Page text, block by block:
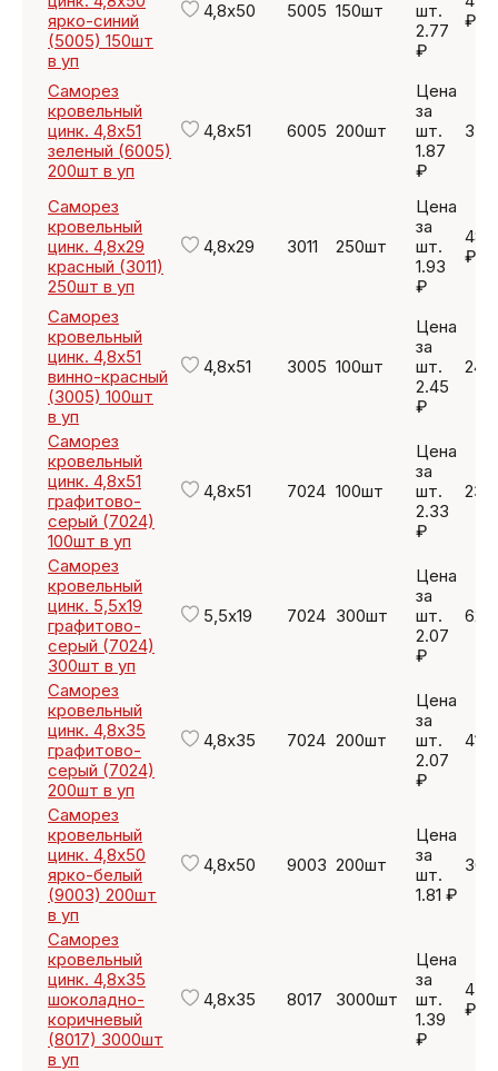
ярко-синий
(5005) 150шт
в уп
4,8х50 5005 150шт
шт.
2.77
₽
₽
Саморез
кровельный
цинк. 4,8х51
зеленый (6005)
200шт в уп
4,8х51 6005 200шт
Цена
за
шт.
1.87
₽
Саморез
кровельный
цинк. 4,8х29
красный (3011)
250шт в уп
4,8х29 3011 250шт
Цена
за
шт.
1.93
₽
₽
Саморез
кровельный
цинк. 4,8х51
винно-красный
(3005) 100шт
в уп
4,8х51 3005 100шт
Цена
за
шт.
2.45
₽
Саморез
кровельный
цинк. 4,8х51
графитово-
серый (7024)
100шт в уп
4,8х51 7024 100шт
Цена
за
шт.
2.33
₽
Саморез
кровельный
цинк. 5,5х19
графитово-
серый (7024)
300шт в уп
5,5х19 7024 300шт
Цена
за
шт.
2.07
₽
621
Саморез
кровельный
цинк. 4,8х35
графитово-
серый (7024)
200шт в уп
4,8х35 7024 200шт
Цена
за
шт.
2.07
₽
414
Саморез
кровельный
цинк. 4,8х50
ярко-белый
(9003) 200шт
в уп
4,8х50 9003 200шт
Цена
за
шт.
1.81 ₽
Саморез
кровельный
цинк. 4,8х35
шоколадно-
коричневый
(8017) 3000шт
в уп
4,8х35 8017 3000шт
Цена
за
шт.
1.39
₽
4
₽